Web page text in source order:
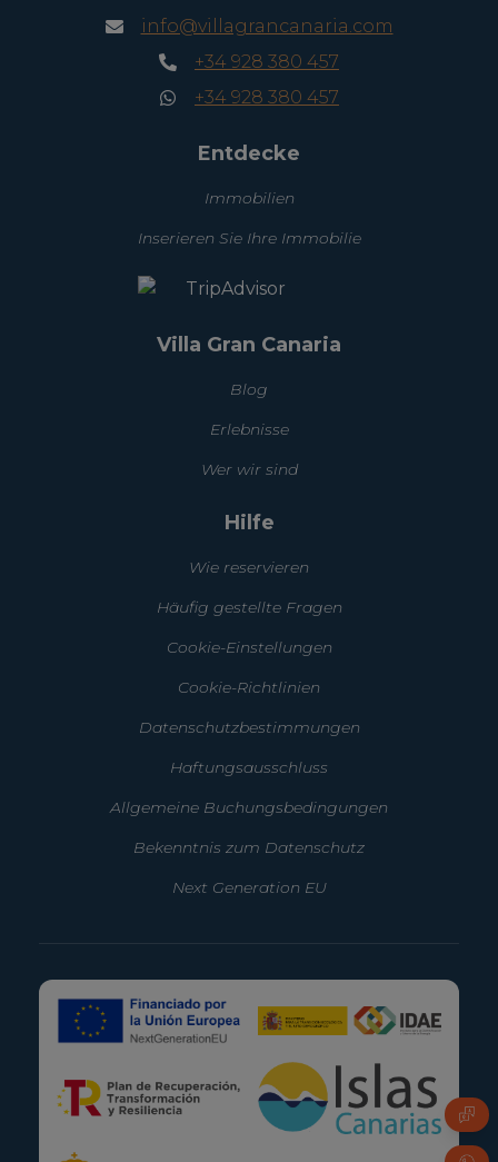
FAQ
info@villagrancanaria.com
+34 928 380 457
+34 928 380 457
Entdecke
Immobilien
Inserieren Sie Ihre Immobilie
Villa Gran Canaria
Blog
Erlebnisse
Wer wir sind
Hilfe
Wie reservieren
Häufig gestellte Fragen
Cookie-Einstellungen
Cookie-Richtlinien
Datenschutzbestimmungen
Haftungsausschluss
Allgemeine Buchungsbedingungen
Bekenntnis zum Datenschutz
Next Generation EU